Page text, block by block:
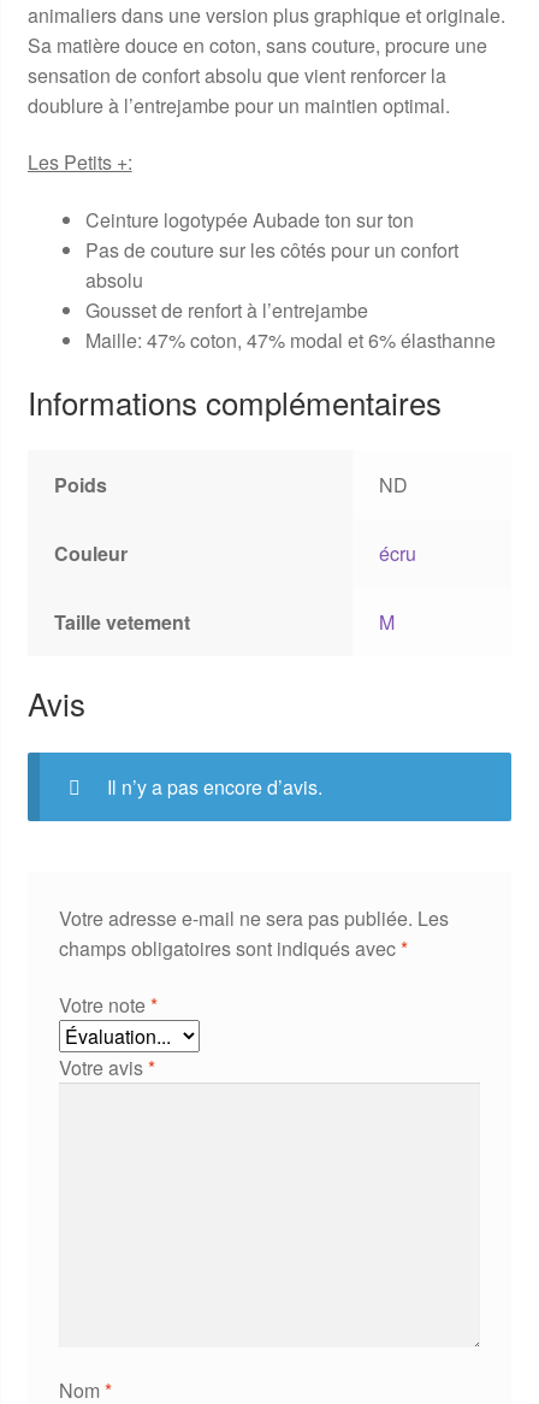
animaliers dans une version plus graphique et originale.
Sa matière douce en coton, sans couture, procure une
sensation de confort absolu que vient renforcer la
doublure à l’entrejambe pour un maintien optimal.
Les Petits +:
Ceinture logotypée Aubade ton sur ton
Pas de couture sur les côtés pour un confort
absolu
Gousset de renfort à l’entrejambe
Maille: 47% coton, 47% modal et 6% élasthanne
Informations complémentaires
Poids ND
Couleur écru
Taille vetement M
Avis
Il n’y a pas encore d’avis.
Votre adresse e-mail ne sera pas publiée. Les
champs obligatoires sont indiqués avec*
Votre note*
Votre avis*
Nom *